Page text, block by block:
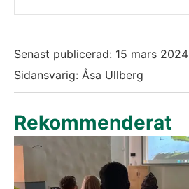
Senast publicerad: 15 mars 2024
Sidansvarig: Åsa Ullberg
Rekommenderat